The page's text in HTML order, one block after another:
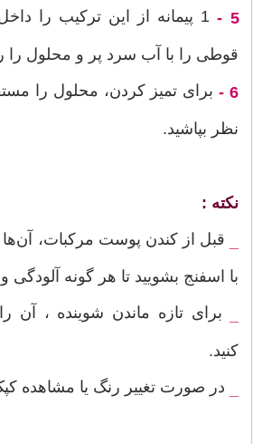
5 - 1 پیمانه از این ترکیب را
قوطی را با آب سرد پر و محلول را
6 - برای تمیز کردن، محلول را
نظر بپاشید.
نکته :
قبل از کندن پوست مرکبات،
با اسفنج بشویید تا هر گونه آلودگی
برای تازه ماندن شوینده ، آن
کنید.
در صورت تغییر رنگ یا مشاهده